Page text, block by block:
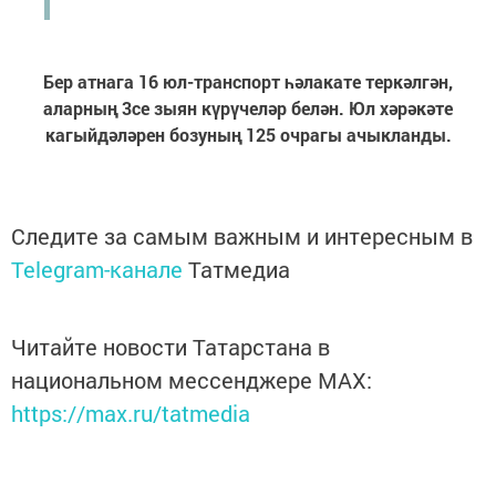
Бер атнага 16 юл-транспорт һәлакате теркәлгән,
аларның 3се зыян күрүчеләр белән. Юл хәрәкәте
кагыйдәләрен бозуның 125 очрагы ачыкланды.
Следите за самым важным и интересным в
Telegram-канале Татмедиа
Читайте новости Татарстана в
национальном мессенджере MАХ:
https://max.ru/tatmedia